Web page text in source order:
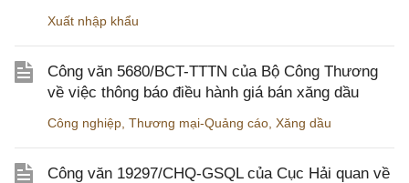
Xuất nhập khẩu
Công văn 5680/BCT-TTTN của Bộ Công Thương
về việc thông báo điều hành giá bán xăng dầu
Công nghiệp Thương mại-Quảng cáo Xăng dầu
Công văn 19297/CHQ-GSQL của Cục Hải quan về